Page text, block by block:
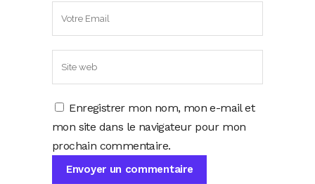
Enregistrer mon nom, mon e-mail et
mon site dans le navigateur pour mon
prochain commentaire.